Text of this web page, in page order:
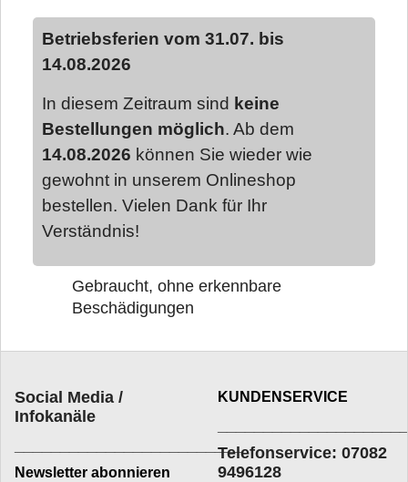
Betriebsferien vom 31.07. bis
14.08.2026
In diesem Zeitraum sind keine
Bestellungen möglich. Ab dem
14.08.2026 können Sie wieder wie
gewohnt in unserem Onlineshop
bestellen. Vielen Dank für Ihr
Verständnis!
Gebraucht, ohne erkennbare
Beschädigungen
Social Media /
Infokanäle
_________________________
Newsletter abonnieren
KUNDENSERVICE
Telefonservice: 07082
9496128